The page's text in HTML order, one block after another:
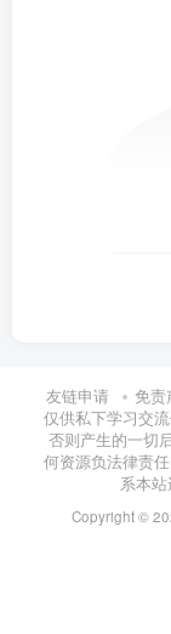
友链申请
免责
仅供私下学习交
否则产生的一切
何资源负法律责
系本站
Copyright ©